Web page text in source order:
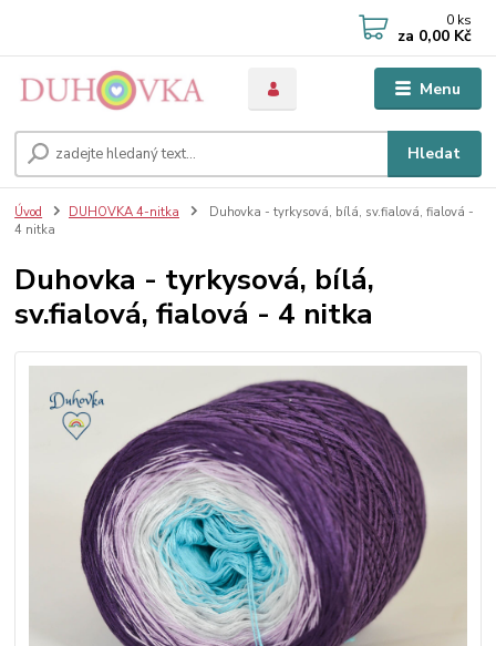
Menu
Hledat
0 ks
za 0,00 Kč
Úvod DUHOVKA 4-nitka
Duhovka - tyrkysová, bílá, sv.fialová, fialová -
4 nitka
Duhovka - tyrkysová, bílá,
sv.fialová, fialová - 4 nitka